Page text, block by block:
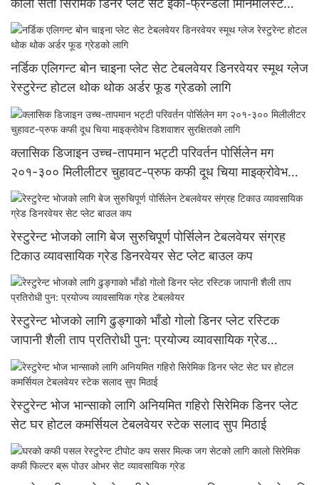
कालो सेतो सिरेमिक डिनर प्लेट सेट इको-फ्रेन्डली मिनिमलिस्ट
डिजाइन
नर्डिक एलिगन्ट बोन चाइना प्लेट सेट टेबलवेयर डिनरवेयर स्मूथ ग्लेज
रेस्टुरेन्ट होटल थोक थोक अर्डर फूड ग्रेडको लागि
क्लासिक डिजाइन उच्च-तापमान भट्टी परिवर्तन पोर्सिलेन मग
२०१-३०० मिलीलीटर चुहावट-प्रुफ कफी दूध चिया माइक्रोवेभ
डिशवाशर सुरक्षितको लागि
रेस्टुरेन्ट भोजको लागि बेज सुरुचिपूर्ण पोर्सिलेन टेबलवेयर संग्रह
टिकाउ व्यावसायिक ग्रेड डिनरवेयर सेट प्लेट बाउल कप
रेस्टुरेन्ट भोजको लागि ढुङ्गाको भाँडो गोलो डिनर प्लेट रस्टिक
जापानी शैली ताप प्रतिरोधी पुन: प्रयोज्य व्यावसायिक ग्रेड
टेबलवेयर
रेस्टुरेन्ट भोज भान्साको लागि अनियमित गहिरो सिरेमिक डिनर प्लेट
सेट घर होटल कमर्सियल टेबलवेयर स्टेक सलाद सुप मिठाई